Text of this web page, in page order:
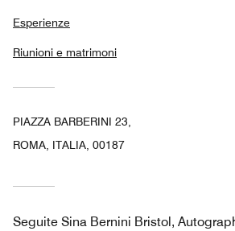
Esperienze
Riunioni e matrimoni
PIAZZA BARBERINI 23,
ROMA, ITALIA, 00187
Seguite Sina Bernini Bristol,